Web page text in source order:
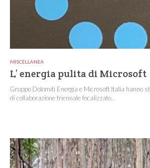
MISCELLANEA
L’ energia pulita di Microsoft
Gruppo Dolomiti Energia e Microsoft Italia hanno
di collaborazione triennale focalizzato...